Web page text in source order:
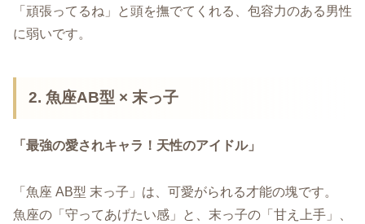
「頑張ってるね」と頭を撫でてくれる、包容力のある男性
に弱いです。
2. 魚座AB型 × 末っ子
「最強の愛されキャラ！天性のアイドル」
「魚座 AB型 末っ子」は、可愛がられる才能の塊です。
魚座の「守ってあげたい感」と、末っ子の「甘え上手」、